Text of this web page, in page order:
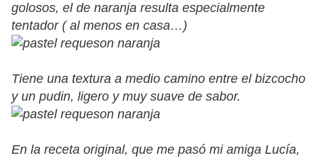
golosos, el de naranja resulta especialmente
tentador ( al menos en casa…)
Tiene una textura a medio camino entre el bizcocho
y un pudin, ligero y muy suave de sabor.
En la receta original, que me pasó mi amiga Lucía,